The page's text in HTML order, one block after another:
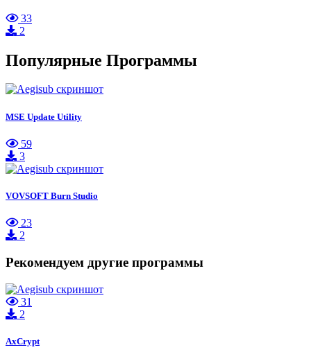
33
2
Популярные Программы
MSE Update Utility
59
3
VOVSOFT Burn Studio
23
2
Рекомендуем другие программы
31
2
AxCrypt